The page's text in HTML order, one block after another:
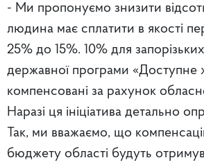
- Ми пропонуємо знизити
людина має сплатити в якості
25% до 15%. 10% для
державної програми «Доступне
компенсовані за рахунок
Наразі ця ініціатива детально
Так, ми вважаємо, що
бюджету області будуть